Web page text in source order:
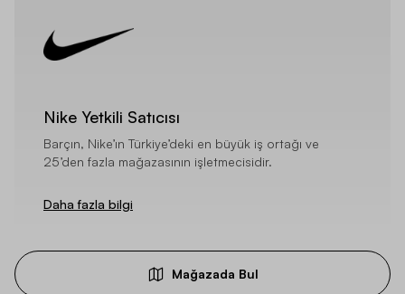
Nike Yetkili Satıcısı
Barçın, Nike’ın Türkiye’deki en büyük iş ortağı ve
25’den fazla mağazasının işletmecisidir.
Daha fazla bilgi
Mağazada Bul